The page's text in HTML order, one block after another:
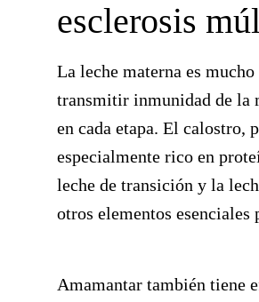
esclerosis
La leche materna es
transmitir inmunidad de la
en cada etapa. El calostro,
especialmente rico en
leche de transición y la
otros elementos
Amamantar también tiene